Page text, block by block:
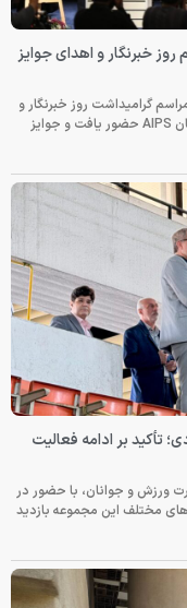
خبرنگار و اهدای جوایز
گرامیداشت روز خبرنگار و
تقدیر از برگزیدگان هشتمین جایزه جهانی ورزشی‌نویسان AIPS حضور یافت و جوایز
تأکید بر ادامه فعالیت
ورزش و جوانان، با حضور در
مختلف این مجموعه بازدید